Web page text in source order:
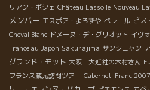
リアン・ボシェ Château Lassolle Nouveau
メンバー エスポア・よろずや ベレール ビス
Cheval Blanc ドメーヌ・デ・グリオット イヴ
France au Japon Sakurajima サンシニャン
グランド・モット 大阪 大近社の木村さん
フランス蔵元訪問ツアー Cabernet-Franc 2007